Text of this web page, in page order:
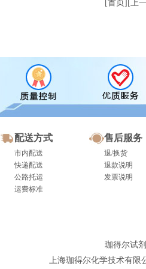
[首页] [上
配送方式
市内配送
快递配送
公路托运
运费标准
售后服务
退/换货
退款说明
发票说明
珈得尔试
上海珈得尔化学技术有限